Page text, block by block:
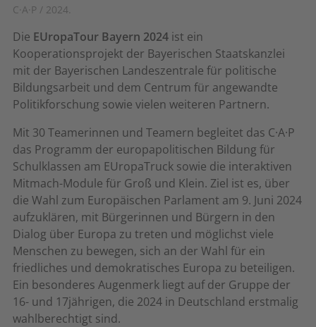
C·A·P / 2024.
Die EUropaTour Bayern 2024 ist ein
Kooperationsprojekt der Bayerischen Staatskanzlei
mit der Bayerischen Landeszentrale für politische
Bildungsarbeit und dem Centrum für angewandte
Politikforschung sowie vielen weiteren Partnern.
Mit 30 Teamerinnen und Teamern begleitet das C·A·P
das Programm der europapolitischen Bildung für
Schulklassen am EUropaTruck sowie die interaktiven
Mitmach-Module für Groß und Klein. Ziel ist es, über
die Wahl zum Europäischen Parlament am 9. Juni 2024
aufzuklären, mit Bürgerinnen und Bürgern in den
Dialog über Europa zu treten und möglichst viele
Menschen zu bewegen, sich an der Wahl für ein
friedliches und demokratisches Europa zu beteiligen.
Ein besonderes Augenmerk liegt auf der Gruppe der
16- und 17jährigen, die 2024 in Deutschland erstmalig
wahlberechtigt sind.